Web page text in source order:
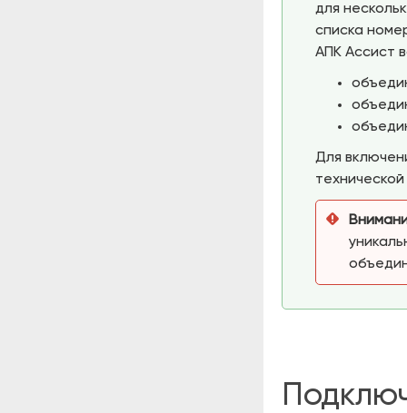
для
списка
АПК Ассист
Для